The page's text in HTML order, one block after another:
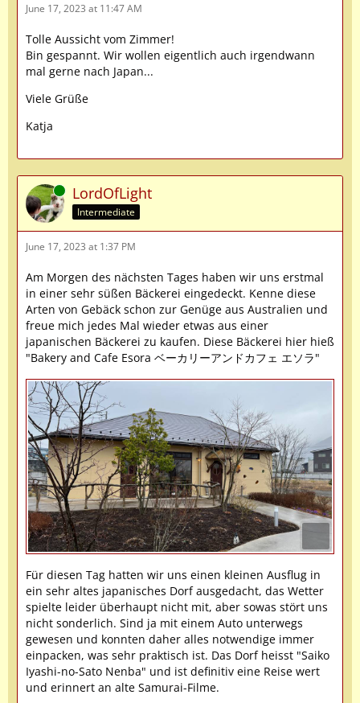
June 17, 2023 at 11:47 AM
Tolle Aussicht vom Zimmer!
Bin gespannt. Wir wollen eigentlich auch irgendwann
mal gerne nach Japan...
Viele Grüße
Katja
Online LordOfLight
Intermediate
June 17, 2023 at 1:37 PM
Am Morgen des nächsten Tages haben wir uns erstmal
in einer sehr süßen Bäckerei eingedeckt. Kenne diese
Arten von Gebäck schon zur Genüge aus Australien und
freue mich jedes Mal wieder etwas aus einer
japanischen Bäckerei zu kaufen. Diese Bäckerei hier hieß
"Bakery and Cafe Esora ベーカリーアンドカフェ エソラ"
Für diesen Tag hatten wir uns einen kleinen Ausflug in
ein sehr altes japanisches Dorf ausgedacht, das Wetter
spielte leider überhaupt nicht mit, aber sowas stört uns
nicht sonderlich. Sind ja mit einem Auto unterwegs
gewesen und konnten daher alles notwendige immer
einpacken, was sehr praktisch ist. Das Dorf heisst "Saiko
Iyashi-no-Sato Nenba" und ist definitiv eine Reise wert
und erinnert an alte Samurai-Filme.